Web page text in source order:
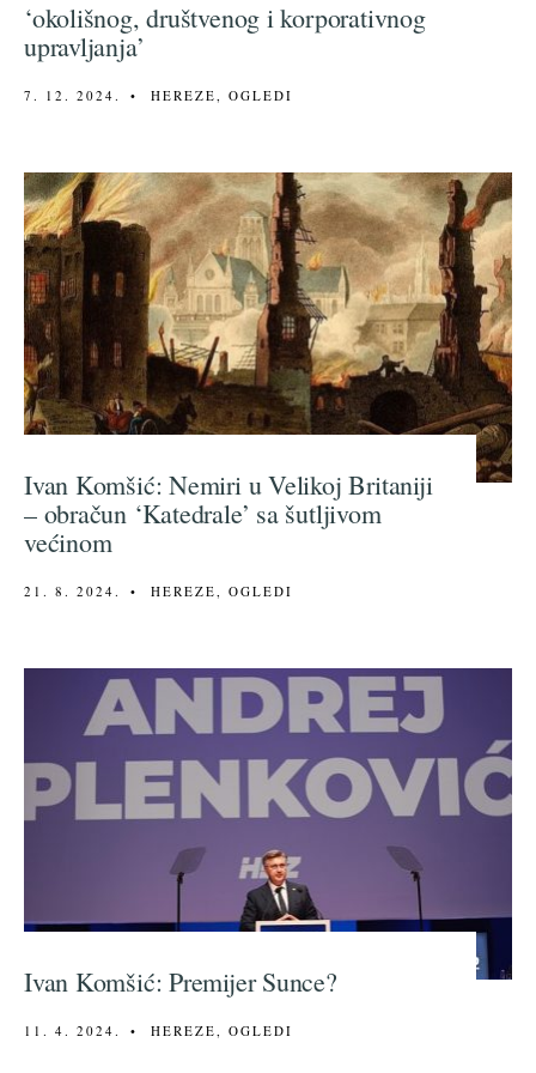
‘okolišnog, društvenog i korporativnog
upravljanja’
7. 12. 2024. • HEREZE, OGLEDI
Ivan Komšić: Nemiri u Velikoj Britaniji
– obračun ‘Katedrale’ sa šutljivom
većinom
21. 8. 2024. • HEREZE, OGLEDI
Ivan Komšić: Premijer Sunce?
11. 4. 2024. • HEREZE OGLEDI